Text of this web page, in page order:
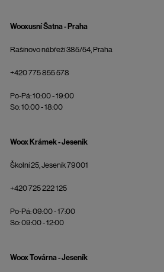
Wooxusní Šatna - Praha
Rašínovo nábřeží 385/54, Praha
+420 775 855 578
Po-Pá: 10:00 - 19:00
So: 10:00 - 18:00
Woox Krámek - Jeseník
Školní 25, Jeseník 79001
+420 725 222 125
Po-Pá: 09:00 - 17:00
So: 09:00 - 12:00
Woox Továrna - Jeseník